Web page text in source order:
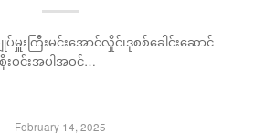
မှူးကြီးမင်းအောင်လှိုင်၊ဒုစစ်ခေါင်းဆောင်
ဝင်းအပါအဝင်…
February 14, 2025